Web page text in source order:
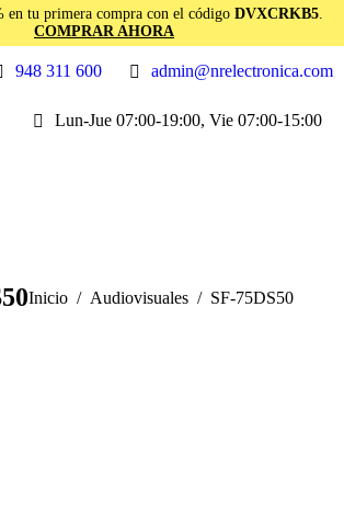
en tu primera compra con el código DVXCRKB5.
COMPRAR AHORA
948 311 600 admin@nrelectronica.com
Lun-Jue 07:00-19:00, Vie 07:00-15:00
Estás aquí:
Inicio Audiovisuales SF-75DS50